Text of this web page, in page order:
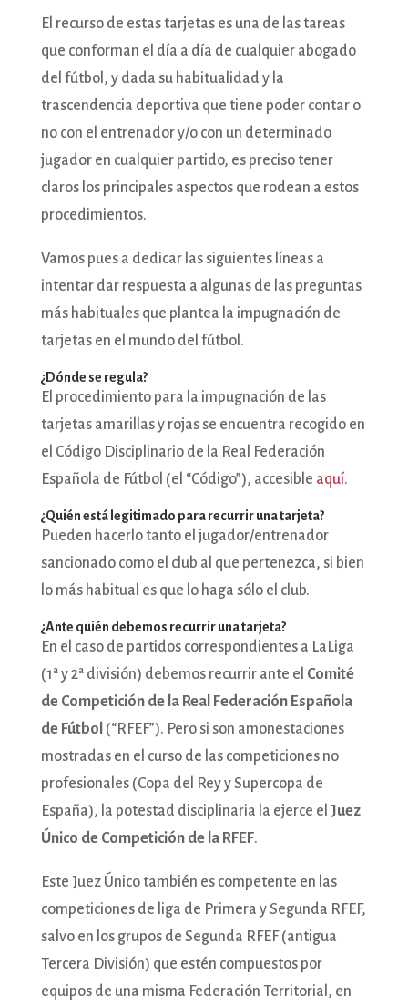
El recurso de estas tarjetas es una de las tareas
que conforman el día a día de cualquier abogado
del fútbol, y dada su habitualidad y la
trascendencia deportiva que tiene poder contar o
no con el entrenador y/o con un determinado
jugador en cualquier partido, es preciso tener
claros los principales aspectos que rodean a estos
procedimientos.
Vamos pues a dedicar las siguientes líneas a
intentar dar respuesta a algunas de las preguntas
más habituales que plantea la impugnación de
tarjetas en el mundo del fútbol.
¿Dónde se regula?
El procedimiento para la impugnación de las
tarjetas amarillas y rojas se encuentra recogido en
el Código Disciplinario de la Real Federación
Española de Fútbol (el “Código”), accesible aquí.
¿Quién está legitimado para recurrir una tarjeta?
Pueden hacerlo tanto el jugador/entrenador
sancionado como el club al que pertenezca, si bien
lo más habitual es que lo haga sólo el club.
¿Ante quién debemos recurrir una tarjeta?
En el caso de partidos correspondientes a LaLiga
(1ª y 2ª división) debemos recurrir ante el Comité
de Competición de la Real Federación Española
de Fútbol (“RFEF”). Pero si son amonestaciones
mostradas en el curso de las competiciones no
profesionales (Copa del Rey y Supercopa de
España), la potestad disciplinaria la ejerce el Juez
Único de Competición de la RFEF.
Este Juez Único también es competente en las
competiciones de liga de Primera y Segunda RFEF,
salvo en los grupos de Segunda RFEF (antigua
Tercera División) que estén compuestos por
equipos de una misma Federación Territorial, en